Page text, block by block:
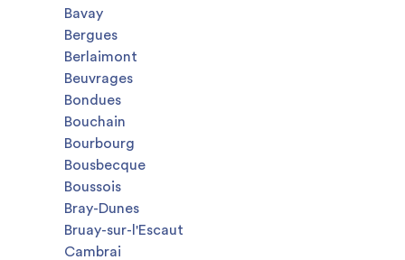
Bavay
Bergues
Berlaimont
Beuvrages
Bondues
Bouchain
Bourbourg
Bousbecque
Boussois
Bray-Dunes
Bruay-sur-l'Escaut
Cambrai